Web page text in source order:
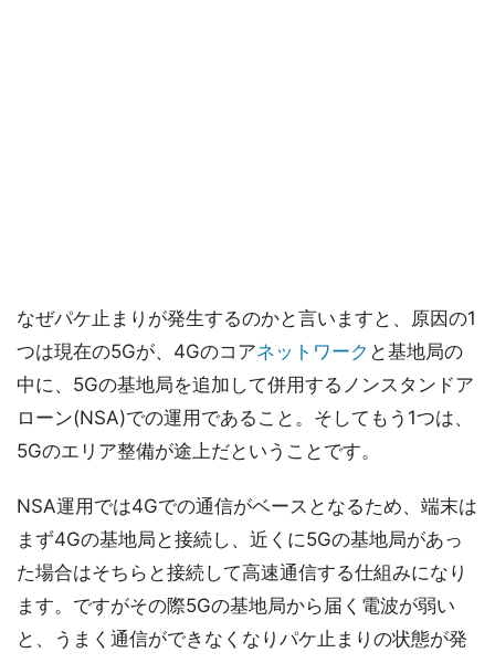
なぜパケ止まりが発生するのかと言いますと、原因の1
つは現在の5Gが、4Gのコアネットワーク と基地局の
中に、5Gの基地局を追加して併用するノンスタンドア
ローン(NSA)での運用であること。そしてもう1つは、
5Gのエリア整備が途上だということです。
NSA運用では4Gでの通信がベースとなるため、端末は
まず4Gの基地局と接続し、近くに5Gの基地局があっ
た場合はそちらと接続して高速通信する仕組みになり
ます。ですがその際5Gの基地局から届く電波が弱い
と、うまく通信ができなくなりパケ止まりの状態が発